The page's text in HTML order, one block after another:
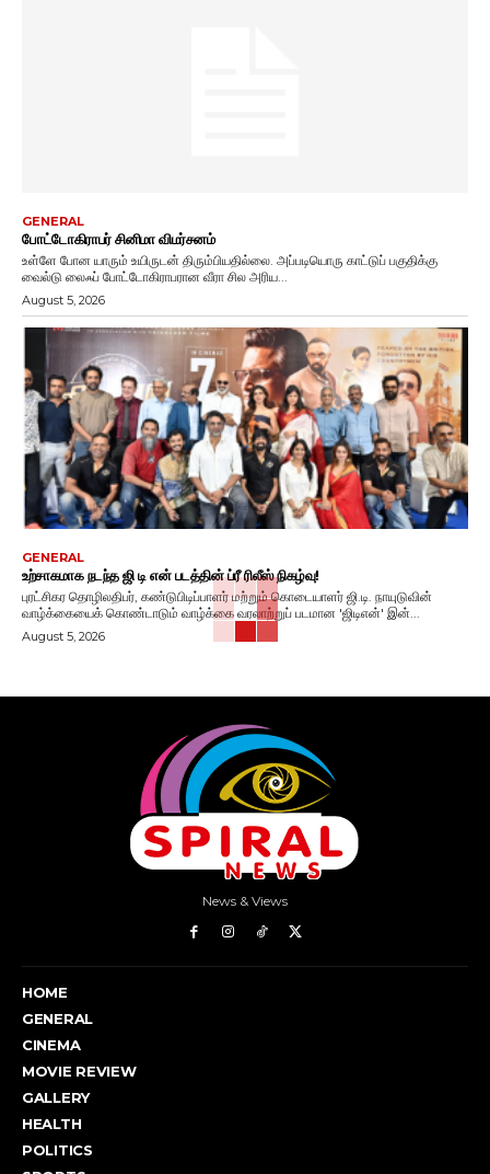
GENERAL
போட்டோகிராபர் சினிமா விமர்சனம்
உள்ளே போன யாரும் உயிருடன் திரும்பியதில்லை. அப்படியொரு காட்டுப் பகுதிக்கு
வைல்டு லைஃப் போட்டோகிராபரான வீரா சில அரிய...
August 5, 2026
GENERAL
உற்சாகமாக நடந்த ஜி டி என் படத்தின் ப்ரீ ரிலீஸ் நிகழ்வு!
புரட்சிகர தொழிலதிபர், கண்டுபிடிப்பாளர் மற்றும் கொடையாளர் ஜி.டி. நாயுடுவின்
வாழ்க்கையைக் கொண்டாடும் வாழ்க்கை வரலாற்றுப் படமான 'ஜிடிஎன்' இன்...
August 5, 2026
News & Views
HOME
GENERAL
CINEMA
MOVIE REVIEW
GALLERY
HEALTH
POLITICS